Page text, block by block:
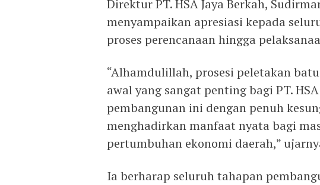
Direktur PT. HSA Jaya Berkah,
menyampaikan apresiasi kepada
proses perencanaan hingga
“Alhamdulillah, prosesi peletakan
awal yang sangat penting bagi PT.
pembangunan ini dengan penuh
menghadirkan manfaat nyata bagi
pertumbuhan ekonomi daerah,”
Ia berharap seluruh tahapan